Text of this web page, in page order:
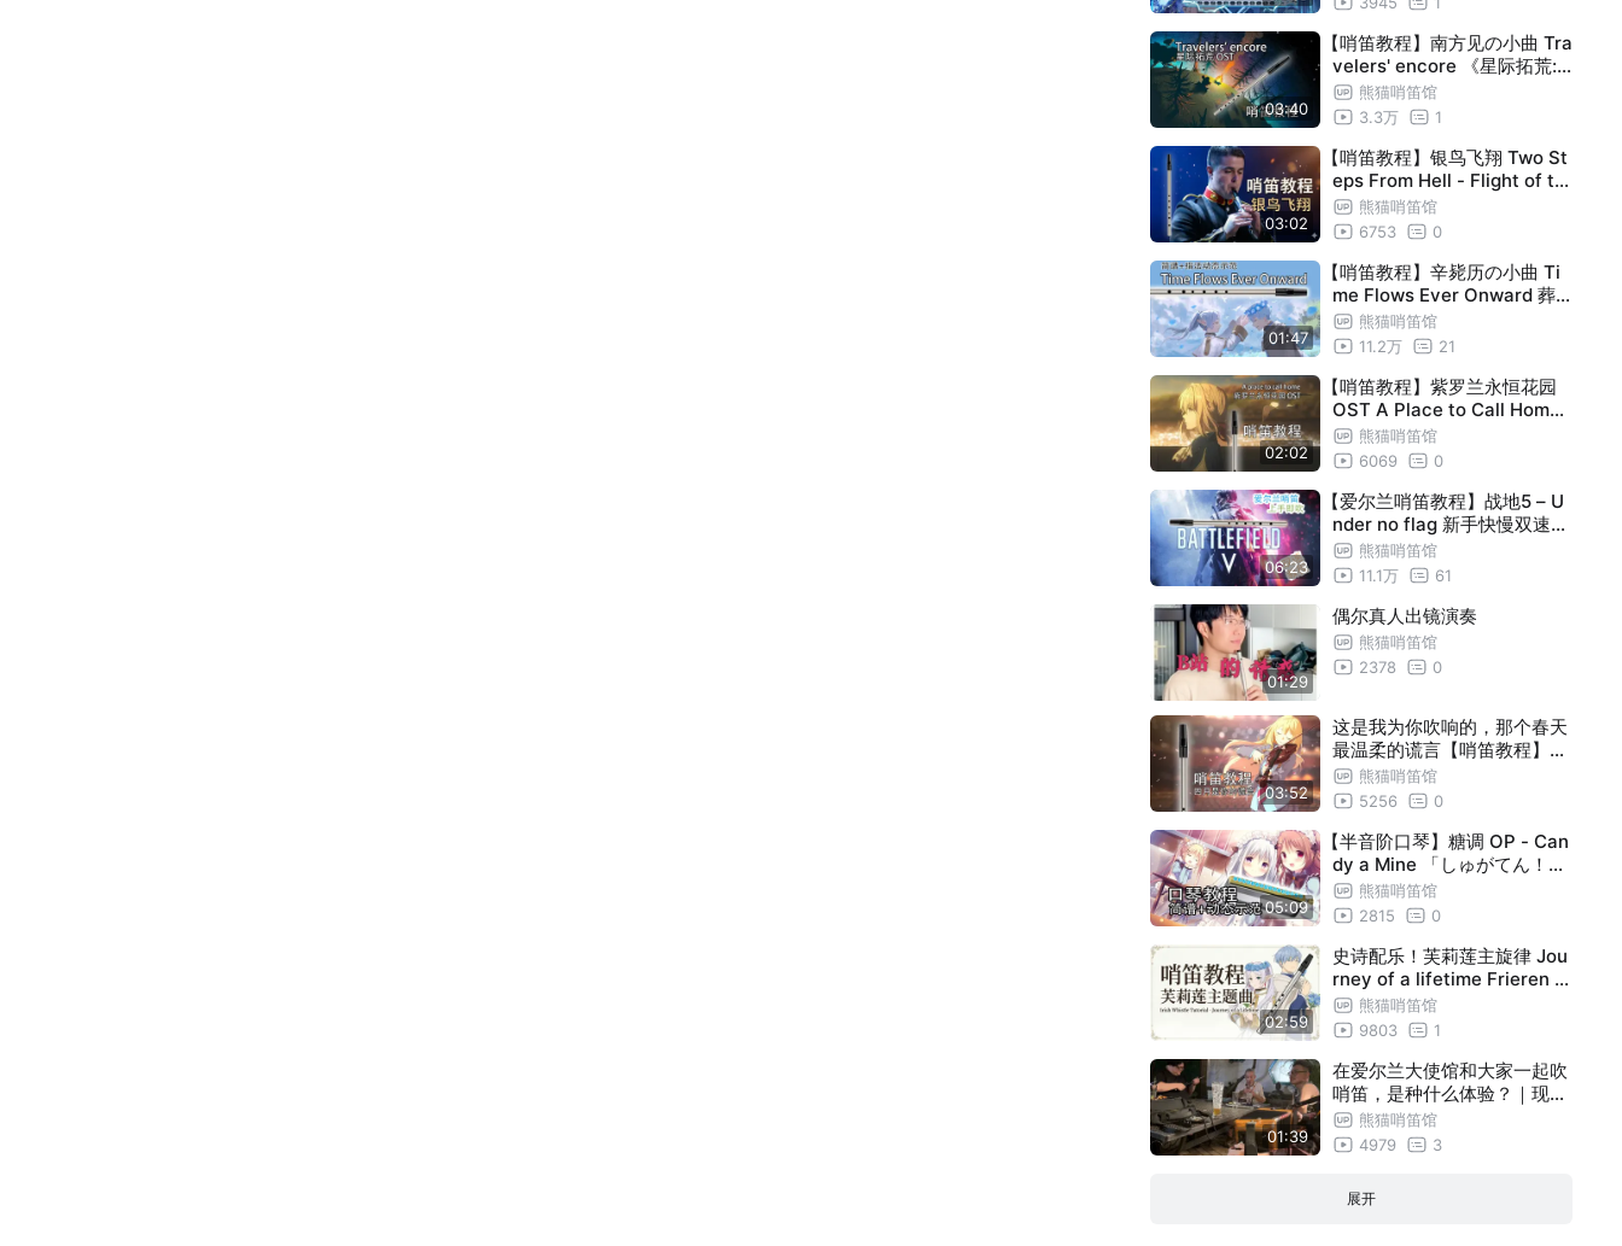
03:40
【哨笛教程】南方见の小曲 Tra
velers' encore 《星际拓荒:
眼之回响》 ost 哨笛新手入门
指法详解保姆式动态谱教程【
熊猫哨笛馆
3.3万
1
03:02
【哨笛教程】银鸟飞翔 Two St
eps From Hell - Flight of th
e Silverbird live 哨笛新手指
法详解教程【熊猫教程】
熊猫哨笛馆
6753
0
01:47
【哨笛教程】辛毙历の小曲 Ti
me Flows Ever Onward 葬
送的芙莉莲 哨笛新手入门指法
详解动态谱教程【熊猫教程】
熊猫哨笛馆
11.2万
21
02:02
【哨笛教程】紫罗兰永恒花园
OST A Place to Call Home
Sound Horizon 哨笛新手指
法详解教程【熊猫教程】
熊猫哨笛馆
6069
0
06:23
【爱尔兰哨笛教程】战地5 – U
nder no flag 新手快慢双速指
法详解教程【熊猫教程】Batt
lefield V
熊猫哨笛馆
11.1万
61
01:29
偶尔真人出镜演奏
熊猫哨笛馆
2378
0
03:52
这是我为你吹响的，那个春天
最温柔的谎言【哨笛教程】四
月是你的谎言op完整版！光る
なら Goose house 哨笛新手
熊猫哨笛馆
5256
0
05:09
【半音阶口琴】糖调 OP - Can
dy a Mine 「しゅがてん！」
新手入门跟吹详解教程 【熊猫
教程】
熊猫哨笛馆
2815
0
02:59
史诗配乐！芙莉莲主旋律 Jou
rney of a lifetime Frieren M
ain Theme Evan call 哨笛新
手指法详解教程【熊猫教程】
熊猫哨笛馆
9803
1
01:39
在爱尔兰大使馆和大家一起吹
哨笛，是种什么体验？｜现场
片段熊猫哨笛馆
4979
3
展开